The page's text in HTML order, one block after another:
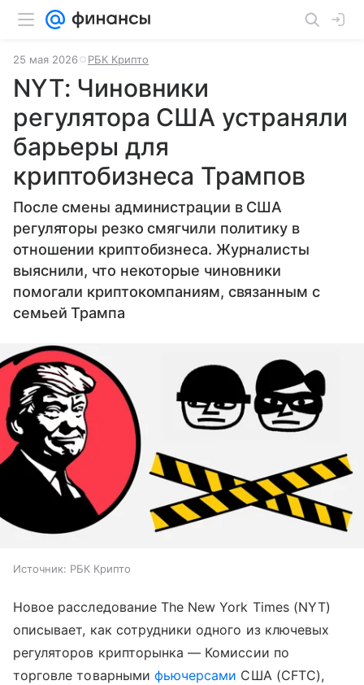
25 мая 2026 РБК Крипто
NYT: Чиновники
регулятора США устраняли
барьеры для
криптобизнеса Трампов
После смены администрации в США
регуляторы резко смягчили политику в
отношении криптобизнеса. Журналисты
выяснили, что некоторые чиновники
помогали криптокомпаниям, связанным с
семьей Трампа
Источник: РБК Крипто
Новое расследование The New York Times (NYT)
описывает, как сотрудники одного из ключевых
регуляторов крипторынка — Комиссии по
торговле товарными фьючерсами США (CFTC),